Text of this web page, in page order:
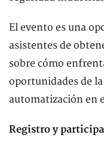
El evento es una
asistentes de
sobre cómo
oportunidades de
automatización en
Registro y